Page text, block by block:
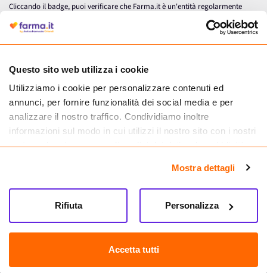
Questo sito web utilizza i cookie
Utilizziamo i cookie per personalizzare contenuti ed
annunci, per fornire funzionalità dei social media e per
analizzare il nostro traffico. Condividiamo inoltre
informazioni sul modo in cui utilizzi il nostro sito con i nostri
partner che si occupano di analisi dei dati web, pubblicità e
informazioni che hai fornito loro o che hanno raccolto dal
tuo utilizzo dei loro servizi.
Mostra dettagli
Accetta tutti
Personalizza
Rifiuta
Cliccando il badge, puoi verificare che Farma.it è un'entità regolarmente
autorizzata dal Ministero della Salute a effettuare la vendita online di
medicinali.
Farma.it S.a.s. P. IVA 07417261216 REA: NA-884088
CREDITS
Sede legale Via delle Repubbliche Marinare 128, 80147 Napoli